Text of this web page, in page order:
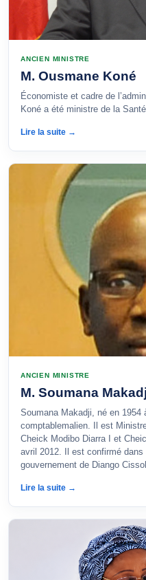
ANCIEN MINISTRE
M. Ousmane Koné
Économiste et cadre de
Koné a été ministre de la
Lire la suite →
ANCIEN MINISTRE
M. Soumana
Soumana Makadji, né en
comptablemalien. Il est
Cheick Modibo Diarra I et
avril 2012. Il est confirmé
gouvernement de Diango
Lire la suite →